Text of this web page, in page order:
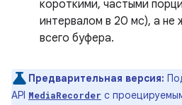
короткими, частыми
интервалом в 20 мс), а не
всего буфера.
Предварительная версия:
API MediaRecorder с